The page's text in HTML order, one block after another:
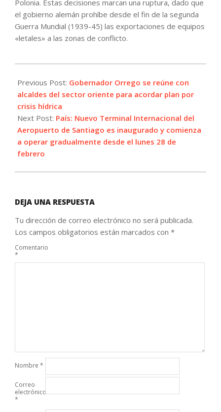
Polonia. Estas decisiones marcan una ruptura, dado que
el gobierno alemán prohíbe desde el fin de la segunda
Guerra Mundial (1939-45) las exportaciones de equipos
«letales» a las zonas de conflicto.
02-
27
Previous Post: Gobernador Orrego se reúne con
alcaldes del sector oriente para acordar plan por
crisis hídrica
Next Post: País: Nuevo Terminal Internacional del
Aeropuerto de Santiago es inaugurado y comienza
a operar gradualmente desde el lunes 28 de
febrero
DEJA UNA RESPUESTA
Tu dirección de correo electrónico no será publicada.
Los campos obligatorios están marcados con *
Comentario
*
Nombre *
Correo
electrónico
*